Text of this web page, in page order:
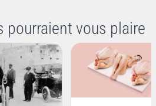
pourraient vous plaire